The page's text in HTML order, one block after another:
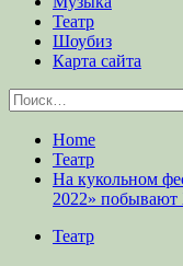
Театр
Шоубиз
Карта сайта
Найти:
Home
Театр
На кукольном
2022» побывают
Театр